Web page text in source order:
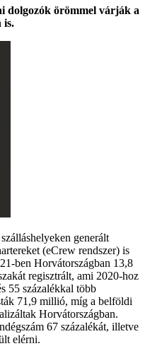
dolgozók örömmel várják a
is.
generált
(eCrew rendszer) is
ben Horvátországban 13,8
regisztrált, ami 2020-hoz
55 százalékkal több
71,9 millió, míg a belföldi
Horvátországban.
67 százalékát, illetve
elérni.